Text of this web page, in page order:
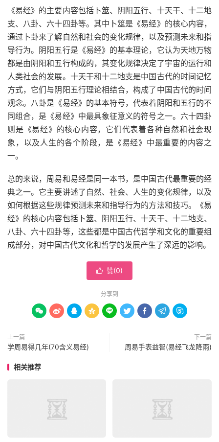
《易经》的主要内容包括卜筮、阴阳五行、十天干、十二地
支、八卦、六十四卦等。其中卜筮是《易经》的核心内容，
通过卜卦来了解自然和社会的变化规律，以及预测未来和指
导行为。阴阳五行是《易经》的基本理论，它认为天地万物
都是由阴阳和五行构成的，其变化规律决定了宇宙的运行和
人类社会的发展。十天干和十二地支是中国古代的时间记忆
方式，它们与阴阳五行理论相结合，构成了中国古代的时间
观念。八卦是《易经》的基本符号，代表着阴阳和五行的不
同组合，是《易经》中最具象征意义的符号之一。六十四卦
则是《易经》的核心内容，它们代表着各种自然和社会现
象，以及人生的各个阶段，是《易经》中最重要的内容之
一。
总的来说，周易和易经是同一本书，是中国古代最重要的经
典之一。它主要讲述了自然、社会、人生的变化规律，以及
如何根据这些规律预测未来和指导行为的方法和技巧。《易
经》的核心内容包括卜筮、阴阳五行、十天干、十二地支、
八卦、六十四卦等，这些都是中国古代哲学和文化的重要组
成部分，对中国古代文化和哲学的发展产生了深远的影响。
 赞(0)
分享到
        
上一篇
学周易得几年(70含义易经)
下一篇
周易手表益智(易经飞龙降雨)
相关推荐